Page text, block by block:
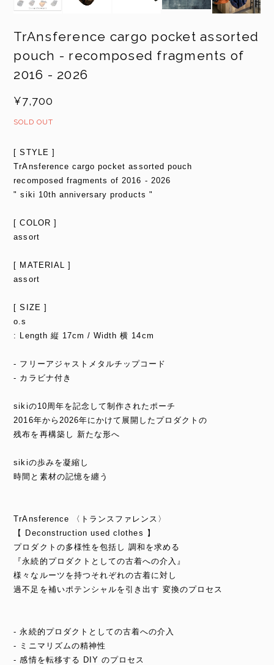
TrAnsference cargo pocket assorted
pouch - recomposed fragments of
2016 - 2026
¥7,700
SOLD OUT
[ STYLE ]
TrAnsference cargo pocket assorted pouch
recomposed fragments of 2016 - 2026
" siki 10th anniversary products "
[ COLOR ]
assort
[ MATERIAL ]
assort
[ SIZE ]
o.s
: Length 縦 17cm / Width 横 14cm
- フリーアジャストメタルチップコード
- カラビナ付き
sikiの10周年を記念して制作されたポーチ
2016年から2026年にかけて展開したプロダクトの
残布を再構築し 新たな形へ
sikiの歩みを凝縮し
時間と素材の記憶を纏う
TrAnsference 〈トランスファレンス〉
【 Deconstruction used clothes 】
プロダクトの多様性を包括し 調和を求める
『永続的プロダクトとしての古着への介入』
様々なルーツを持つそれぞれの古着に対し
過不足を補いポテンシャルを引き出す 変換のプロセス
- 永続的プロダクトとしての古着への介入
- ミニマリズムの精神性
- 感情を転移する DIY のプロセス